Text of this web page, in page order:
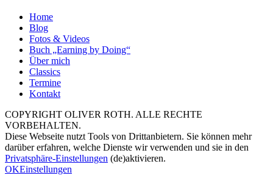
Home
Blog
Fotos & Videos
Buch „Earning by Doing“
Über mich
Classics
Termine
Kontakt
COPYRIGHT OLIVER ROTH. ALLE RECHTE
VORBEHALTEN.
Diese Webseite nutzt Tools von Drittanbietern. Sie können mehr
darüber erfahren, welche Dienste wir verwenden und sie in den
Privatsphäre-Einstellungen (de)aktivieren.
OKEinstellungen